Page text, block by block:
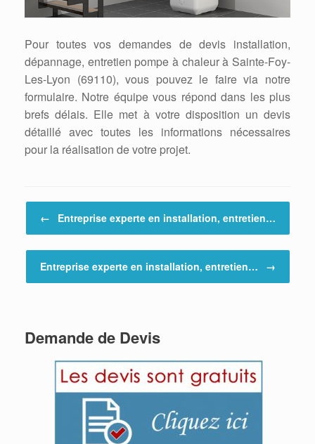
Pour toutes vos demandes de devis installation,
dépannage, entretien pompe à chaleur à Sainte-Foy-
Les-Lyon (69110), vous pouvez le faire via notre
formulaire. Notre équipe vous répond dans les plus
brefs délais. Elle met à votre disposition un devis
détaillé avec toutes les informations nécessaires
pour la réalisation de votre projet.
← Entreprise experte en installation, entretien…
Entreprise experte en installation, entretien… →
Demande de Devis